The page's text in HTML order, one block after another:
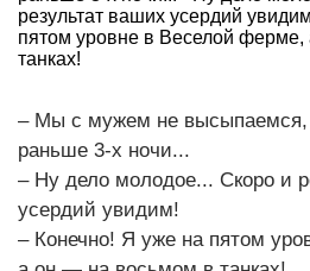
результат ваших усердий
пятом уровне в Веселой
танках!
– Мы с мужем не высыпаемся,
раньше 3-х ночи...
– Ну дело молодое... Скоро и
усердий увидим!
– Конечно! Я уже на пятом